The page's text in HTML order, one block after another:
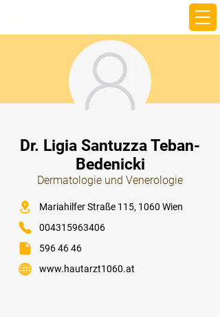
Dr. Ligia Santuzza Teban-
Bedenicki
Dermatologie und Venerologie
Mariahilfer Straße 115, 1060 Wien
004315963406
596 46 46
www.hautarzt1060.at